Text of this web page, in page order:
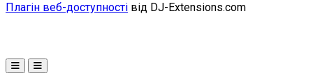
Плагін веб-доступності від DJ-Extensions.com